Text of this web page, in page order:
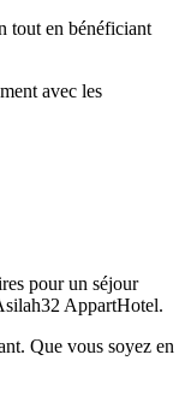
tout en bénéficiant
avec les
pour un séjour
AppartHotel.
Que vous soyez en